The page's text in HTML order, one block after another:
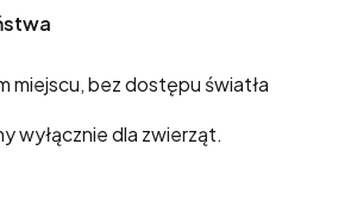
miejscu, bez dostępu światła
wyłącznie dla zwierząt.